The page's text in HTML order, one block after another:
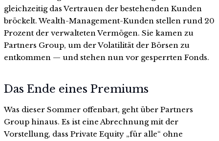
gleichzeitig das Vertrauen der bestehenden Kunden
bröckelt. Wealth-Management-Kunden stellen rund 20
Prozent der verwalteten Vermögen. Sie kamen zu
Partners Group, um der Volatilität der Börsen zu
entkommen — und stehen nun vor gesperrten Fonds.
Das Ende eines Premiums
Was dieser Sommer offenbart, geht über Partners
Group hinaus. Es ist eine Abrechnung mit der
Vorstellung, dass Private Equity „für alle“ ohne